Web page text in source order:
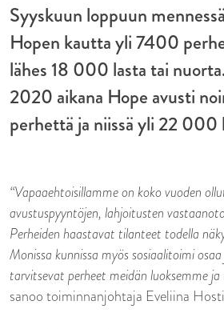
Syyskuun loppuun
Hopen kautta yli 7400
lähes 18 000 lasta tai
2020 aikana Hope avusti
perhettä ja niissä yli 22 000
“Vapaaehtoisillamme on koko vuoden
avustuspyyntöjen, lahjoitusten
Perheiden haastavat tilanteet todella
Monissa kunnissa myös sosiaalitoimi
tarvitsevat perheet meidän luoksemme ja
sanoo toiminnanjohtaja Eveliina